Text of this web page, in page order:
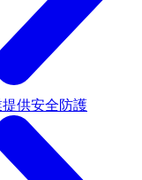
供安全防護